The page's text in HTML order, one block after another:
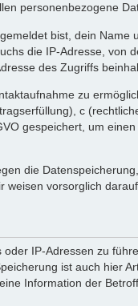
personenbezogene
bist, dein
die IP-Adresse,
des Zugriffs
zu
c
gespeichert, um
die
vorsorglich
IP-Adressen zu
ist auch hier
Information der